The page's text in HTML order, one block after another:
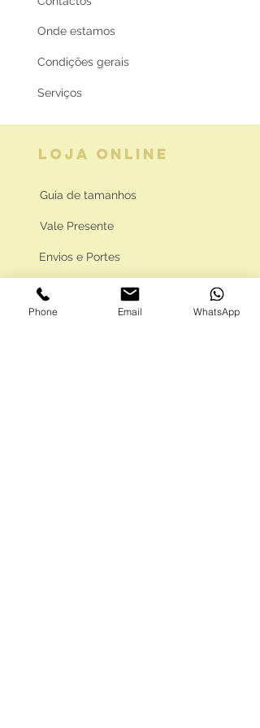
Onde estamos
Condições gerais
Serviços
LOJA ONLINE
Guia de tamanhos
Vale Presente
Envios e Portes
Marcas legais
Programa Fidelidade
Phone Email WhatsApp